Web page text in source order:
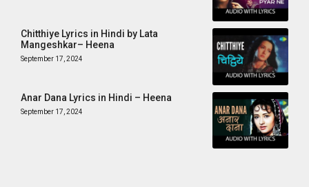
Chitthiye Lyrics in Hindi by Lata
Mangeshkar– Heena
September 17, 2024
Anar Dana Lyrics in Hindi – Heena
September 17, 2024